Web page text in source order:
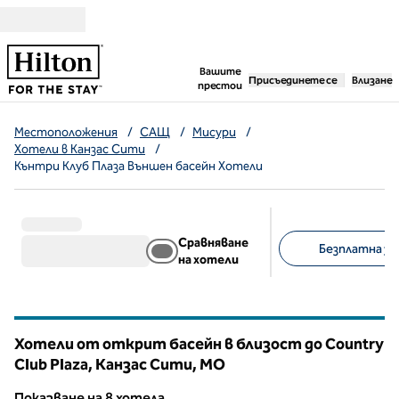
Вашите
престои
,отваря нов раздел
Присъединете се Влизане
Местоположения / САЩ / Мисури
/
Хотели в Канзас Сити
/
Кънтри Клуб Плаза Външен басейн Хотели
Сравняване
на хотели
Безплатна
Хотели от открит басейн в близост до Country
Club Plaza, Канзас Сити, MO